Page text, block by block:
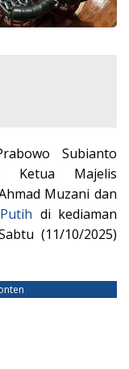
Subianto
Ketua Majelis
Muzani dan
Putih di kediaman
(11/10/2025)